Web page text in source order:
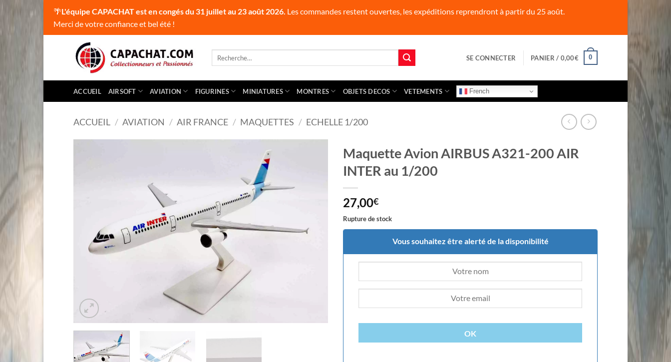
🌴L'équipe CAPACHAT est en congés du 31 juillet au 23 août 2026. Les commandes restent ouvertes, les expéditions reprendront à partir du 25 août.
Merci de votre confiance et bel été !
SE CONNECTER PANIER / 0,00€ 0
ACCUEIL AIRSOFT AVIATION FIGURINES MINIATURES MONTRES OBJETS DECOS VETEMENTS French
ACCUEIL / AVIATION / AIR FRANCE / MAQUETTES / ECHELLE 1/200
Maquette Avion AIRBUS A321-200 AIR
INTER au 1/200
27,00€
Rupture de stock
Vous souhaitez être alerté de la disponibilité
OK